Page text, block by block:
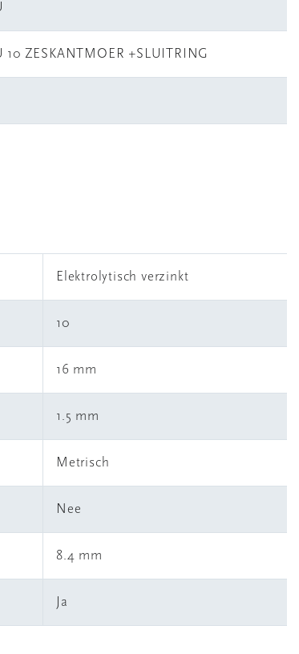
10 ZESKANTMOER +SLUITRING
Elektrolytisch verzinkt
10
16 mm
1.5 mm
Metrisch
Nee
8.4 mm
Ja